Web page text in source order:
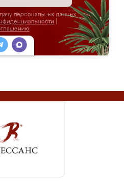
персональных данных